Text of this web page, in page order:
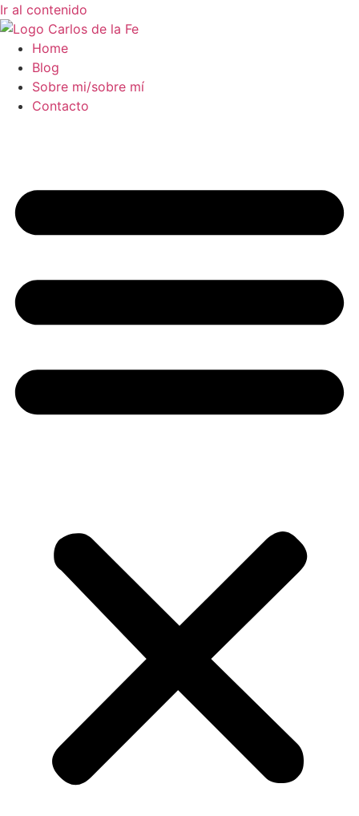
Ir al contenido
Home
Blog
Sobre mi/sobre mí
Contacto